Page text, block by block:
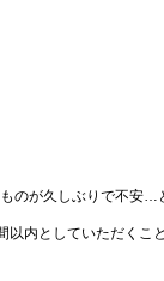
のが久しぶりで不安…
内としていただくこ